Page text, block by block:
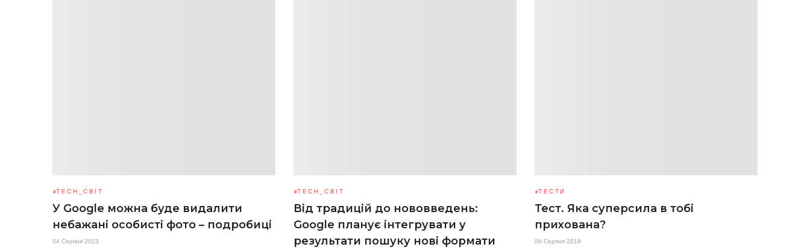
TECH_СВІТ
У Google можна буде видалити
небажані особисті фото – подробиці
04 Серпня 2023
TECH_СВІТ
Від традицій до нововведень:
Google планує інтегрувати у
результати пошуку нові формати
ТЕСТИ
Тест. Яка суперсила в тобі
прихована?
06 Серпня 2019